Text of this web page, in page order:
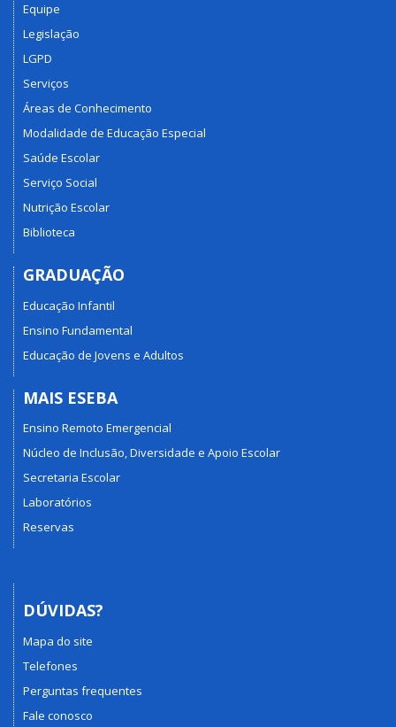
Equipe
Legislação
LGPD
Serviços
Áreas de Conhecimento
Modalidade de Educação Especial
Saúde Escolar
Serviço Social
Nutrição Escolar
Biblioteca
GRADUAÇÃO
Educação Infantil
Ensino Fundamental
Educação de Jovens e Adultos
MAIS ESEBA
Ensino Remoto Emergencial
Núcleo de Inclusão, Diversidade e Apoio Escolar
Secretaria Escolar
Laboratórios
Reservas
DÚVIDAS?
Mapa do site
Telefones
Perguntas frequentes
Fale conosco